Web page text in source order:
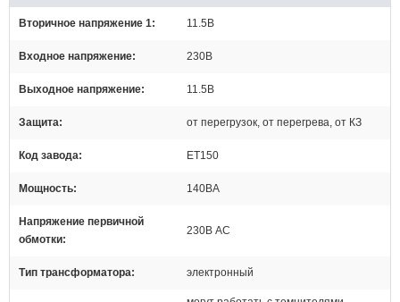
Вторичное напряжение 1 11.5В
Входное напряжение 230В
Выходное напряжение 11.5В
Защита от перегрузок, от перегрева, от КЗ
Код завода ET150
Мощность 140ВА
Напряжение первичной
обмотки
230В AC
Тип трансформатора электронный